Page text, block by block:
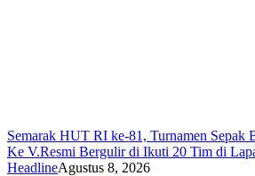
Semarak HUT RI ke-81, Turnamen Sepak
Ke V.Resmi Bergulir di Ikuti 20 Tim di
HeadlineAgustus 8, 2026